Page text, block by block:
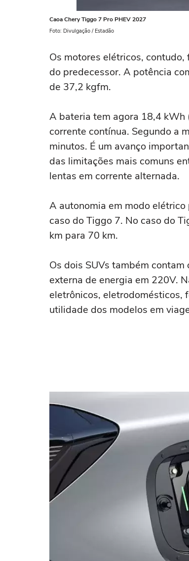
Caoa Chery Tiggo 7 Pro PHEV 2027
Foto: Divulgação / Estadão
Os motores elétricos,
do predecessor. A potência
de 37,2 kgfm.
A bateria tem agora 18,4 kWh
corrente contínua. Segundo a
minutos. É um avanço
das limitações mais comuns
lentas em corrente alternada.
A autonomia em modo
caso do Tiggo 7. No caso do
km para 70 km.
Os dois SUVs também
externa de energia em 220V.
eletrônicos, eletrodomésticos,
utilidade dos modelos em